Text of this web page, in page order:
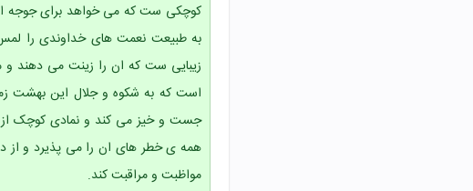
کوچکی ست که می خواهد برای جوجه
به طبیعت نعمت های خداوندی را لمس
زیبایی ست که ان را زینت می دهند و
است که به شکوه و جلال این بهشت
جست و خیز می کند و نمادی کوچک
همه ی خطر های ان را می پذیرد و از
مواظبت و مراقبت کند.